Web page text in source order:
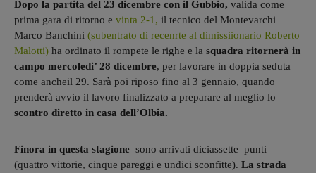
Dopo la partita del 23 dicembre con il Gubbio, valida come
prima gara di ritorno e vinta 2-1, il tecnico del Montevarchi
Marco Banchini (subentrato di recenrte al dimissiionario Roberto
Malotti) ha ordinato il rompete le righe e la squadra ritornerà in
campo mercoledi’ 28 dicembre, per lavorare in doppia seduta
come ancheil 29. Sarà poi riposo fino al 3 gennaio, quando
prenderà avvio il lavoro finalizzato a preparare al meglio lo
scontro diretto in casa dell’Olbia.
Finora in questa stagione sono arrivati diciassette punti
(quattro vittorie, cinque pareggi e undici sconfitte). La strada